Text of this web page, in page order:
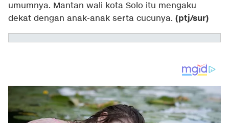
umumnya. Mantan wali kota Solo itu mengaku
dekat dengan anak-anak serta cucunya. (ptj/sur)